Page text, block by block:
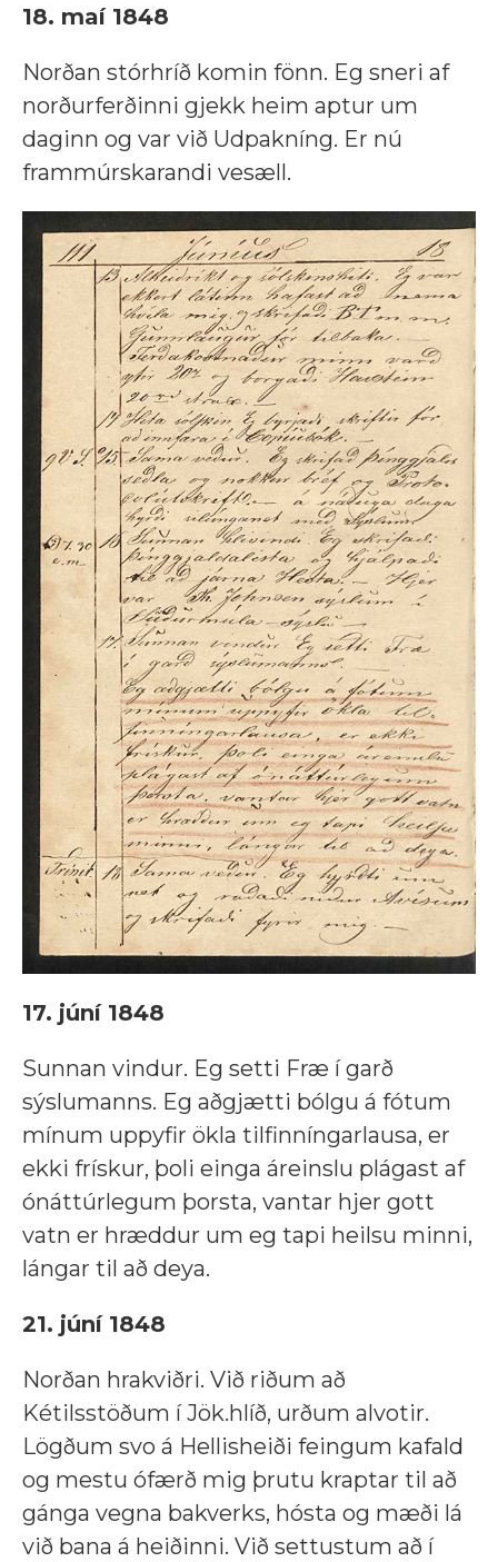
18. maí 1848
Norðan stórhríð komin fönn. Eg sneri af
norðurferðinni gjekk heim aptur um
daginn og var við Udpakníng. Er nú
frammúrskarandi vesæll.
17. júní 1848
Sunnan vindur. Eg setti Fræ í garð
sýslumanns. Eg aðgjætti bólgu á fótum
mínum uppyfir ökla tilfinníngarlausa, er
ekki frískur, þoli einga áreinslu plágast af
ónáttúrlegum þorsta, vantar hjer gott
vatn er hræddur um eg tapi heilsu minni,
lángar til að deya.
21. júní 1848
Norðan hrakviðri. Við riðum að
Kétilsstöðum í Jök.hlíð, urðum alvotir.
Lögðum svo á Hellisheiði feingum kafald
og mestu ófærð mig þrutu kraptar til að
gánga vegna bakverks, hósta og mæði lá
við bana á heiðinni. Við settustum að í